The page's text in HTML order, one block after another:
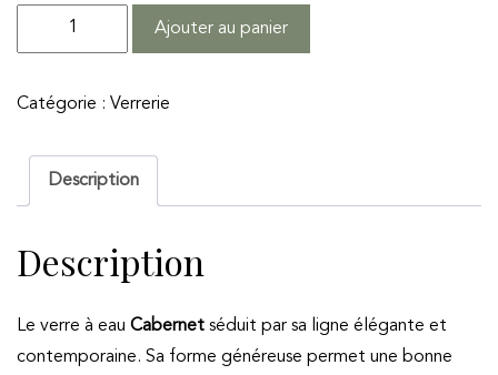
quantité
de
à
-
CABERNET
Ajouter au panier
Catégorie : Verrerie
Description
Description
Le verre à eau Cabernet séduit par sa ligne élégante et
contemporaine. Sa forme généreuse permet une bonne